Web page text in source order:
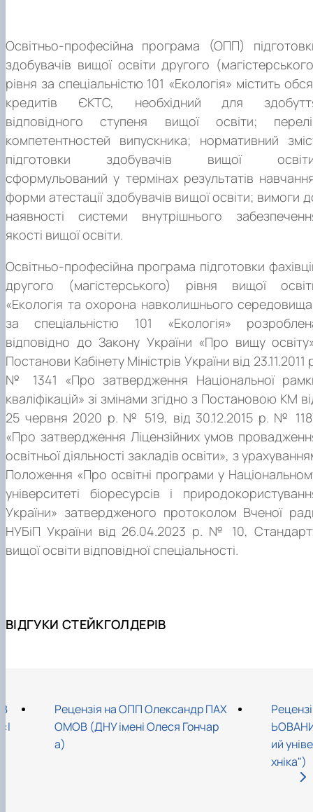
Освітньо-професійна програма (ОПП)
здобувачів вищої освіти другого
рівня за спеціальністю 101 «Екологія» містить
кредитів ЄКТС, необхідний для
відповідного ступеня вищої освіти;
компетентностей випускника; нормативний
підготовки здобувачів вищої
сформульований у термінах результатів
форми атестації здобувачів вищої освіти; вимоги
наявності системи внутрішнього
якості вищої освіти.
Освітньо-професійна програма підготовки
другого (магістерського) рівня вищої
«Екологія та охорона навколишнього
за спеціальністю 101 «Екологія»
відповідно до Закону України «Про вищу
Постанови Кабінету Міністрів України від 23.11.2011
№ 1341 «Про затвердження Національної
кваліфікацій» зі змінами згідно з Постановою КМ
25 червня 2020 р. № 519, від 30.12.2015 р. №
«Про затвердження Ліцензійних умов
освітньої діяльності закладів освіти», з
Положення «Про освітні програми у
університеті біоресурсів і
України» затвердженого протоколом Вченої
НУБіП України від 26.04.2023 р. № 10,
вищої освіти відповідної спеціальності.
ВІДГУКИ СТЕЙКГОЛДЕРІВ
Рецензія на ОПП Олександр ПАХ
ОМОВ (ДНУ імені Олеся Гончар
а)
ий
хніка")